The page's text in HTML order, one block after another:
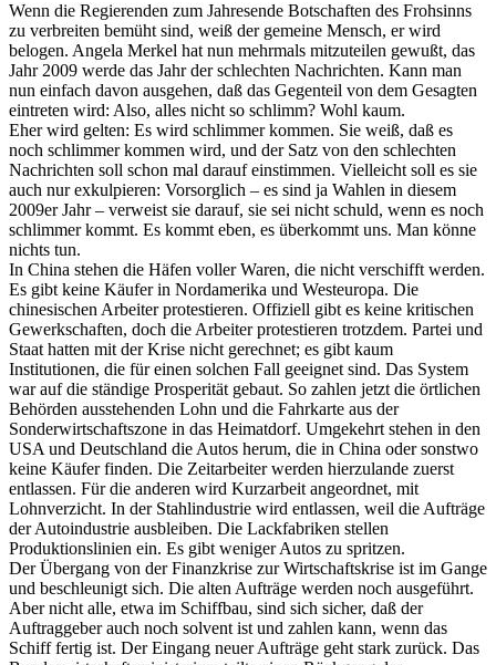
Wenn die Regierenden zum Jahresende Botschaften des Frohsinns
zu verbreiten bemüht sind, weiß der gemeine Mensch, er wird
belogen. Angela Merkel hat nun mehrmals mitzuteilen gewußt, das
Jahr 2009 werde das Jahr der schlechten Nachrichten. Kann man
nun einfach davon ausgehen, daß das Gegenteil von dem Gesagten
eintreten wird: Also, alles nicht so schlimm? Wohl kaum.
Eher wird gelten: Es wird schlimmer kommen. Sie weiß, daß es
noch schlimmer kommen wird, und der Satz von den schlechten
Nachrichten soll schon mal darauf einstimmen. Vielleicht soll es sie
auch nur exkulpieren: Vorsorglich – es sind ja Wahlen in diesem
2009er Jahr – verweist sie darauf, sie sei nicht schuld, wenn es noch
schlimmer kommt. Es kommt eben, es überkommt uns. Man könne
nichts tun.
In China stehen die Häfen voller Waren, die nicht verschifft werden.
Es gibt keine Käufer in Nordamerika und Westeuropa. Die
chinesischen Arbeiter protestieren. Offiziell gibt es keine kritischen
Gewerkschaften, doch die Arbeiter protestieren trotzdem. Partei und
Staat hatten mit der Krise nicht gerechnet; es gibt kaum
Institutionen, die für einen solchen Fall geeignet sind. Das System
war auf die ständige Prosperität gebaut. So zahlen jetzt die örtlichen
Behörden ausstehenden Lohn und die Fahrkarte aus der
Sonderwirtschaftszone in das Heimatdorf. Umgekehrt stehen in den
USA und Deutschland die Autos herum, die in China oder sonstwo
keine Käufer finden. Die Zeitarbeiter werden hierzulande zuerst
entlassen. Für die anderen wird Kurzarbeit angeordnet, mit
Lohnverzicht. In der Stahlindustrie wird entlassen, weil die Aufträge
der Autoindustrie ausbleiben. Die Lackfabriken stellen
Produktionslinien ein. Es gibt weniger Autos zu spritzen.
Der Übergang von der Finanzkrise zur Wirtschaftskrise ist im Gange
und beschleunigt sich. Die alten Aufträge werden noch ausgeführt.
Aber nicht alle, etwa im Schiffbau, sind sich sicher, daß der
Auftraggeber auch noch solvent ist und zahlen kann, wenn das
Schiff fertig ist. Der Eingang neuer Aufträge geht stark zurück. Das